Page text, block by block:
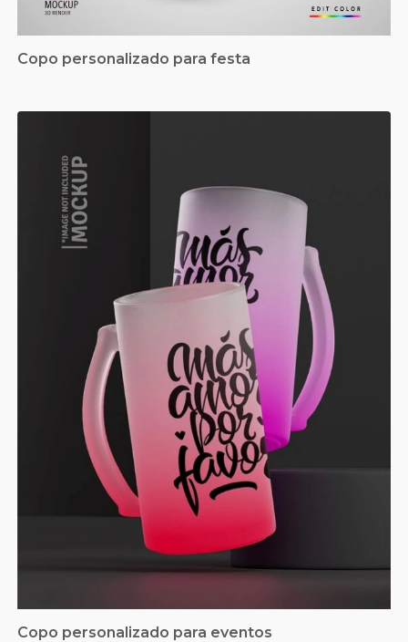
Copo personalizado para festa
Copo personalizado para eventos